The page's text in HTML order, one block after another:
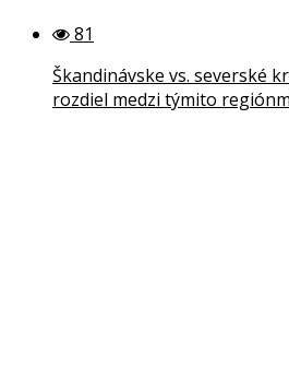
81
Škandinávske vs. severské
rozdiel medzi týmito